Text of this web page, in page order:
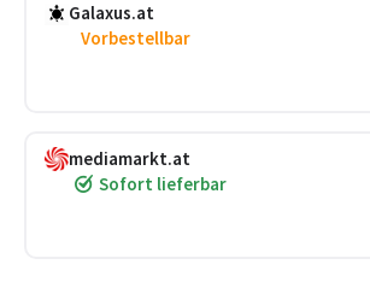
Galaxus.at
Vorbestellbar
mediamarkt.at
Sofort lieferbar